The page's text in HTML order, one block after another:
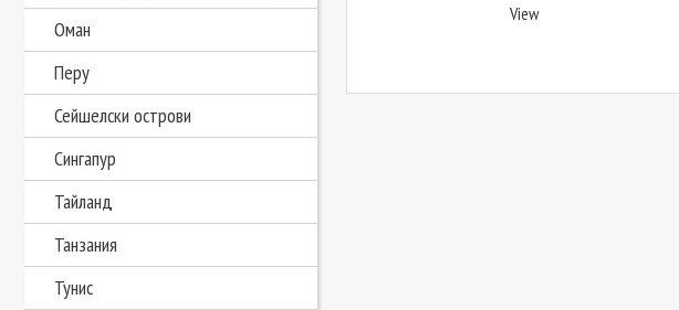
Оман
Перу
Сейшелски острови
Сингапур
Тайланд
Танзания
Тунис
View